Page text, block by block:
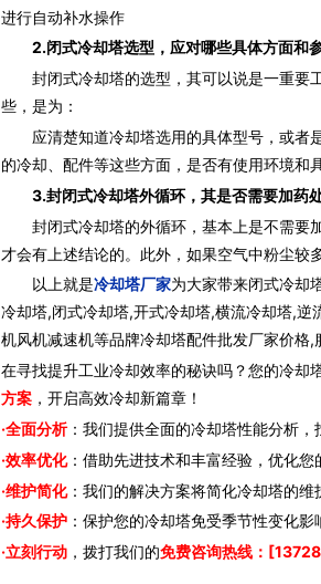
进行自动补水操作
2.闭式冷却塔选型，应对哪些具体方面和
封闭式冷却塔的选型，其可以说是一重要
些，是为：
应清楚知道冷却塔选用的具体型号，或者
的冷却、配件等这些方面，是否有使用环境和
3.封闭式冷却塔外循环，其是否需要加药
封闭式冷却塔的外循环，基本上是不需要加
才会有上述结论的。此外，如果空气中粉尘
以上就是冷却塔厂家为大家带来闭式冷却
冷却塔,闭式冷却塔,开式冷却塔,横流冷却塔,
机风机减速机等品牌冷却塔配件批发厂家价格
在寻找提升工业冷却效率的秘诀吗？您的冷却
方案 ，开启高效冷却新篇章！
·全面分析：我们提供全面的冷却塔性能分析，
·效率优化：借助先进技术和丰富经验，优化您
·维护简化：我们的解决方案将简化冷却塔的维
·持久保护 ：保护您的冷却塔免受季节性变化影
·立刻行动 ，拨打我们的免费咨询热线：